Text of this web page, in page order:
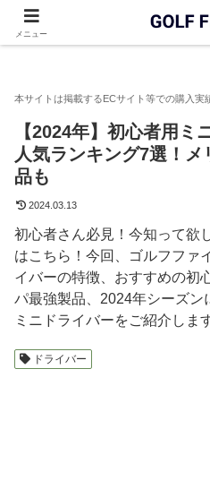
ドライバー
【2024年】初心者用ミ
人気ランキング7選！
品も
2024.03.13
初心者さん必見！今知って欲
はこちら！今回、ゴルフファ
イバーの特徴、おすすめの初
パ最強製品、2024年シーズン
ミニドライバーをご紹介しま
ドライバー
メニュー